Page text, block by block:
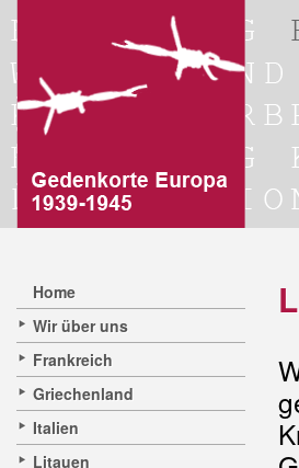
Home
Wir über uns
Frankreich
Griechenland
Italien
Litauen